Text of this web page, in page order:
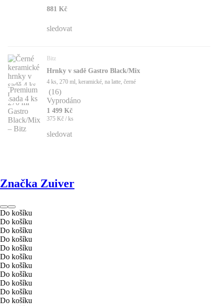
881 Kč
sledovat
Premium
sada 4 ks
Bitz
Hrnky v sadě Gastro Black/Mix
4 ks, 270 ml, keramické, na latte, černé
(16)
Vyprodáno
1 499 Kč
375 Kč / ks
sledovat
Značka Zuiver
Do košíku
Do košíku
Do košíku
Do košíku
Do košíku
Do košíku
Do košíku
Do košíku
Do košíku
Do košíku
Do košíku